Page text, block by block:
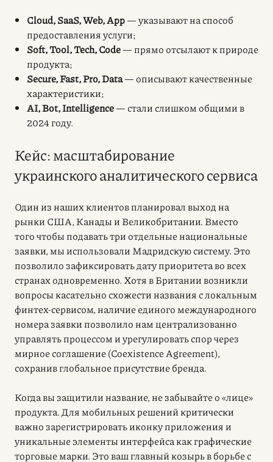
Cloud, SaaS, Web, App— указывают на способ
предоставления услуги;
Soft, Tool, Tech, Code— прямо отсылают к природе
продукта;
Secure, Fast, Pro, Data— описывают качественные
характеристики;
AI, Bot, Intelligence— стали слишком общими в
2024 году.
Кейс: масштабирование
украинского аналитического сервиса
Один из наших клиентов планировал выход на
рынки США, Канады и Великобритании. Вместо
того чтобы подавать три отдельные национальные
заявки, мы использовали Мадридскую систему. Это
позволило зафиксировать дату приоритета во всех
странах одновременно. Хотя в Британии возникли
вопросы касательно схожести названия с локальным
финтех-сервисом, наличие единого международного
номера заявки позволило нам централизованно
управлять процессом и урегулировать спор через
мирное соглашение (Coexistence Agreement),
сохранив глобальное присутствие бренда.
Когда вы защитили название, не забывайте о «лице»
продукта. Для мобильных решений критически
важно зарегистрировать иконку приложения и
уникальные элементы интерфейса как графические
торговые марки. Это ваш главный козырь в борьбе с